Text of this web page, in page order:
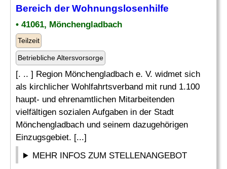
Bereich der Wohnungslosenhilfe
• 41061, Mönchengladbach
Teilzeit
Betriebliche Altersvorsorge
[. .. ] Region Mönchengladbach e. V. widmet sich
als kirchlicher Wohlfahrtsverband mit rund 1.100
haupt- und ehrenamtlichen Mitarbeitenden
vielfältigen sozialen Aufgaben in der Stadt
Mönchengladbach und seinem dazugehörigen
Einzugsgebiet. [...]
MEHR INFOS ZUM STELLENANGEBOT